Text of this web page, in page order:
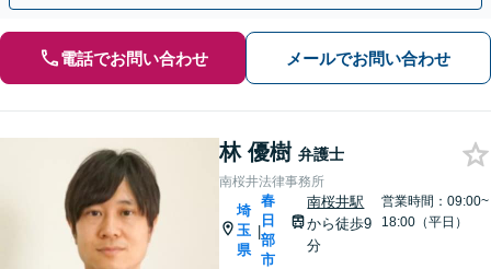
電話でお問い合わせ メールでお問い合わせ
林 優樹 弁護士
南桜井法律事務所
埼
玉
県
|
春
日
部
市
南桜井駅
から徒歩9
分
営業時間：09:00~
18:00（平日）